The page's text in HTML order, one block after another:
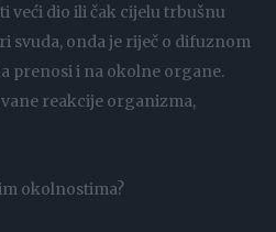
veći dio ili čak cijelu trbušnu
svuda, onda je riječ o difuznom
prenosi i na okolne organe.
reakcije organizma,
okolnostima?